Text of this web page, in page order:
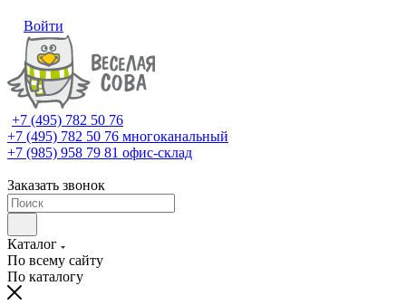
Войти
+7 (495) 782 50 76
+7 (495) 782 50 76 многоканальный
+7 (985) 958 79 81 офис-склад
Заказать звонок
Каталог
По всему сайту
По каталогу